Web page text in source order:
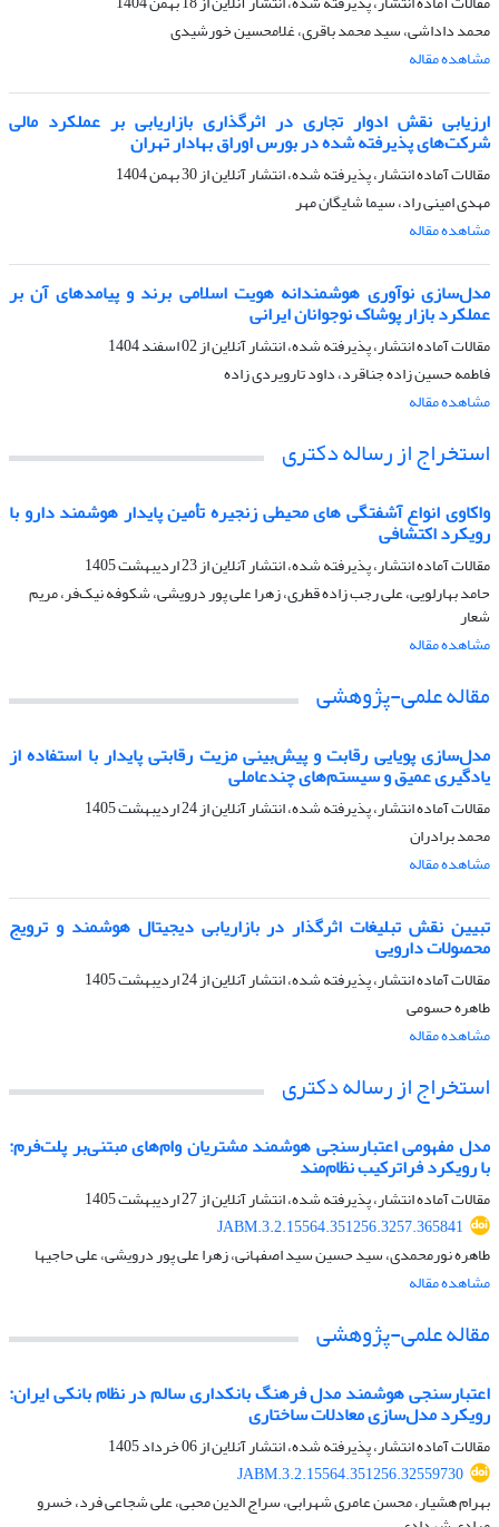
محمد داداشی، سید محمد باقری، غلامحسین خورشیدی
مشاهده مقاله
ارزیابی نقش ادوار تجاری در اثرگذاری بازاریابی بر عملکرد مالی
شرکت‌های پذیرفته شده در بورس اوراق بهادار تهران
مقالات آماده انتشار، پذیرفته شده، انتشار آنلاین از30 بهمن 1404
مهدی امینی راد، سیما شایگان مهر
مشاهده مقاله
مدل‌سازی نوآوری هوشمندانه هویت اسلامی برند و پیامدهای آن بر
عملکرد بازار پوشاک نوجوانان ایرانی
مقالات آماده انتشار، پذیرفته شده، انتشار آنلاین از02 اسفند 1404
فاطمه حسین زاده جناقرد، داود تارویردی زاده
مشاهده مقاله
استخراج از رساله دکتری
واکاوی انواع آشفتگی های محیطی زنجیره تأمین پایدار هوشمند دارو با
رویکرد اکتشافی
مقالات آماده انتشار، پذیرفته شده، انتشار آنلاین از23 اردیبهشت 1405
حامد بهارلویی، علی رجب زاده قطری، زهرا علی پور درویشی، شکوفه نیک‌فر، مریم
شعار
مشاهده مقاله
مقاله علمی-پژوهشی
مدل‌سازی پویایی رقابت و پیش‌بینی مزیت رقابتی پایدار با استفاده از
یادگیری عمیق و سیستم‌های چندعاملی
مقالات آماده انتشار، پذیرفته شده، انتشار آنلاین از24 اردیبهشت 1405
محمد برادران
مشاهده مقاله
تبیین نقش تبلیغات اثرگذار در بازاریابی دیجیتال هوشمند و ترویج
محصولات دارویی
مقالات آماده انتشار، پذیرفته شده، انتشار آنلاین از24 اردیبهشت 1405
طاهره حسومی
مشاهده مقاله
استخراج از رساله دکتری
مدل مفهومی اعتبارسنجی هوشمند مشتریان وام‌های مبتنی‌بر پلت‌فرم:
با رویکرد فراترکیب نظام‌مند
مقالات آماده انتشار، پذیرفته شده، انتشار آنلاین از27 اردیبهشت 1405
JABM.3.2.15564.351256.3257.365841
طاهره نورمحمدی، سید حسین سید اصفهانی، زهرا علی پور درویشی، علی حاجیها
مشاهده مقاله
مقاله علمی-پژوهشی
اعتبارسنجی هوشمند مدل فرهنگ بانکداری سالم در نظام بانکی ایران:
رویکرد مدل‌سازی معادلات ساختاری
مقالات آماده انتشار، پذیرفته شده، انتشار آنلاین از06 خرداد 1405
JABM.3.2.15564.351256.32559730
بهرام هشیار، محسن عامری شهرابی، سراج الدین محبی، علی شجاعی فرد، خسرو